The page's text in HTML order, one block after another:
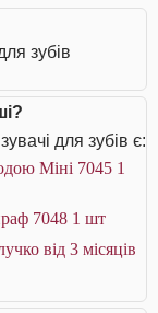
зубів
для зубів є:
Міні 7045 1
7048 1 шт
від 3 місяців